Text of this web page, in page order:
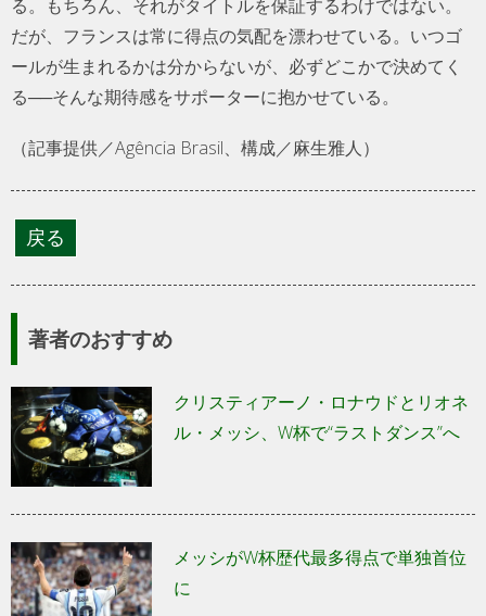
る。もちろん、それがタイトルを保証するわけではない。
だが、フランスは常に得点の気配を漂わせている。いつゴ
ールが生まれるかは分からないが、必ずどこかで決めてく
る──そんな期待感をサポーターに抱かせている。
（記事提供／Agência Brasil、構成／麻生雅人）
著者のおすすめ
クリスティアーノ・ロナウドとリオネ
ル・メッシ、W杯で“ラストダンス”へ
メッシがW杯歴代最多得点で単独首位
に